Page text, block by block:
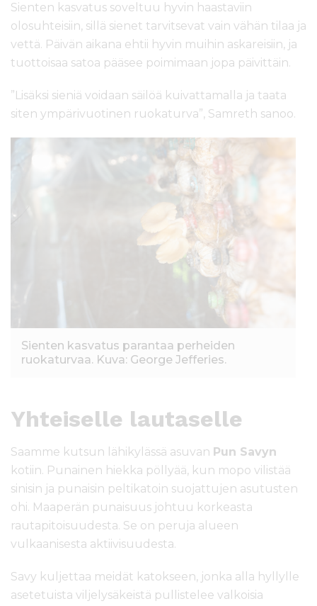
Sienten kasvatus soveltuu hyvin haastaviin
olosuhteisiin, sillä sienet tarvitsevat vain vähän tilaa ja
vettä. Päivän aikana ehtii hyvin muihin askareisiin, ja
tuottoisaa satoa pääsee poimimaan jopa päivittäin.
”Lisäksi sieniä voidaan säilöä kuivattamalla ja taata
siten ympärivuotinen ruokaturva”, Samreth sanoo.
Sienten kasvatus parantaa perheiden
ruokaturvaa. Kuva: George Jefferies.
Yhteiselle lautaselle
Saamme kutsun lähikylässä asuvan Pun Savyn
kotiin. Punainen hiekka pöllyää, kun mopo vilistää
sinisin ja punaisin peltikatoin suojattujen asutusten
ohi. Maaperän punaisuus johtuu korkeasta
rautapitoisuudesta. Se on peruja alueen
vulkaanisesta aktiivisuudesta.
Savy kuljettaa meidät katokseen, jonka alla hyllylle
asetetuista viljelysäkeistä pullistelee valkoisia